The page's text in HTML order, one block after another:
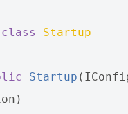
class
Startup
Startup (
)